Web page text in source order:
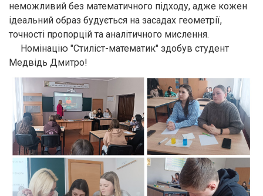
неможливий без математичного підходу, адже кожен
ідеальний образ будується на засадах геометрії,
точності пропорцій та аналітичного мислення.
Номінацію "Стиліст-математик" здобув студент
Медвідь Дмитро!